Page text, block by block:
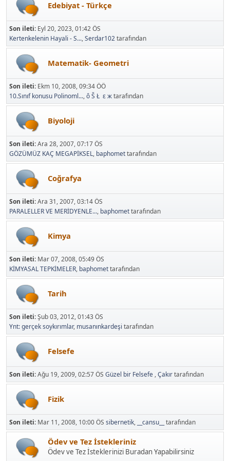
Edebiyat - Türkçe
Son ileti: Eyl 20, 2023, 01:42 ÖS
Kertenkelenin Hayali - S...,Serdar102tarafından
Matematik- Geometri
Son ileti: Ekm 10, 2008, 09:34 ÖÖ
10.Sınıf konusu Polinoml...,ô Š Ł ε жtarafından
Biyoloji
Son ileti:Ara 28, 2007, 07:17 ÖS
GÖZÜMÜZ KAÇ MEGAPİKSEL, baphomettarafından
Coğrafya
Son ileti:Ara 31, 2007, 03:14 ÖS
PARALELLER VE MERİDYENLE..., baphomettarafından
Kimya
Son ileti: Mar 07, 2008, 05:49 ÖS
KİMYASAL TEPKİMELER, baphomettarafından
Tarih
Son ileti:Şub 03, 2012, 01:43 ÖS
Ynt: gerçek soykırımlar, musanınkardeşi tarafından
Felsefe
Son ileti:Ağu 19, 2009, 02:57 ÖS Güzel bir Felsefe ,Çakırtarafından
Fizik
Son ileti: Mar 11, 2008, 10:00 ÖS sibernetik, __cansu__ tarafından
Ödev ve Tez İstekleriniz
Ödev ve Tez İsteklerinizi Buradan Yapabilirsiniz